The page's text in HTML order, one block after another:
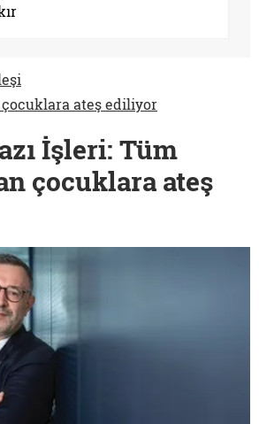
ateş ediliyor
İşleri: Tüm
çocuklara ateş